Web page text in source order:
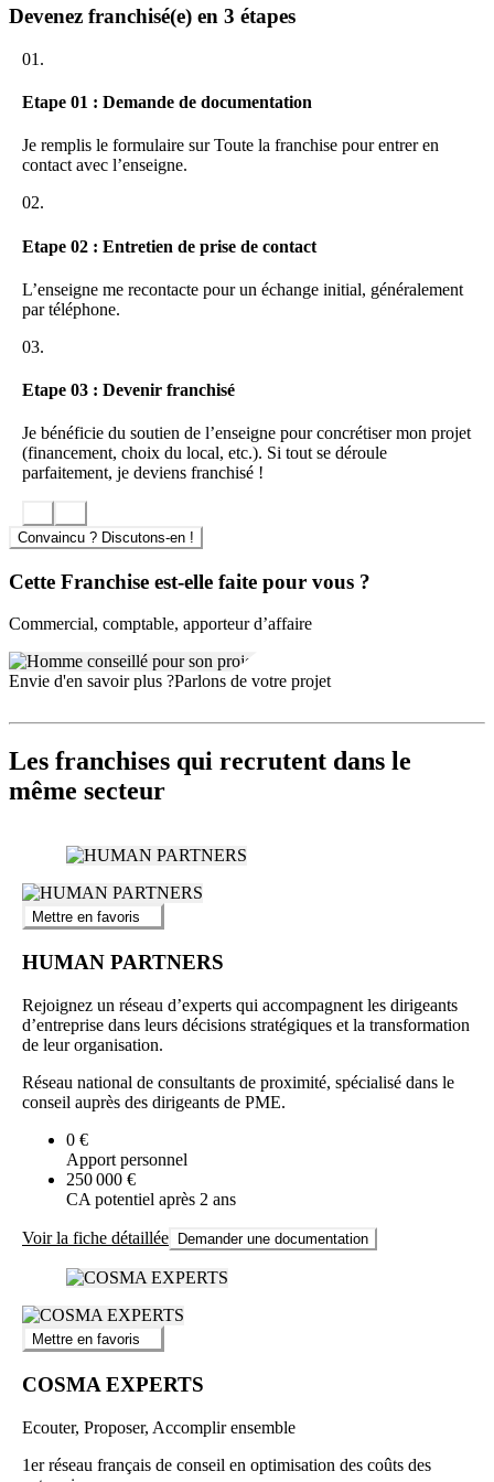
déclarations sociales, gestion des embauches et des sorties de
préparation des courriers et archivage digitalisé.
Les avantages de notre accompagnement
Faire appel à notre cabinet, c’est s’assurer d’un gain de temps
précieux et d’une meilleure organisation. Nos outils et procédures
professionnel. Nos équipes disposent d’une expertise pointue pour
répondre aux besoins spécifiques des entrepreneurs et dirigeants
Pourquoi choisir notre franchise ?
En optant pour notre franchise, vous intégrez un réseau dynamique
priorités. Nous vous accompagnons dès le lancement et tout au long
personnalisé et l’accès à des outils digitaux performants. Notre
engagement : vous aider à réussir dans la gestion administrative et
pré-comptable, au service des entreprises locales.
Devenez franchisé(e) en 3 étapes
01.
Etape 01 : Demande de documentation
Je remplis le formulaire sur Toute la franchise pour entrer en
contact avec l’enseigne.
02.
Etape 02 : Entretien de prise de contact
L’enseigne me recontacte pour un échange initial, généralement
par téléphone.
03.
Etape 03 : Devenir franchisé
Je bénéficie du soutien de l’enseigne pour concrétiser mon projet
(financement, choix du local, etc.). Si tout se déroule
parfaitement, je deviens franchisé !
Convaincu ? Discutons-en !
Cette Franchise est-elle faite pour vous ?
Commercial, comptable, apporteur d’affaire
Envie d'en savoir plus ?Parlons de votre projet
Les franchises qui recrutent dans le
même secteur
Mettre en favoris
HUMAN PARTNERS
Rejoignez un réseau d’experts qui accompagnent les dirigeants
d’entreprise dans leurs décisions stratégiques et la transformation
de leur organisation.
Réseau national de consultants de proximité, spécialisé dans le
conseil auprès des dirigeants de PME.
0 €
Apport personnel
250 000 €
CA potentiel après 2 ans
Voir la fiche détaillée Demander une documentation
Mettre en favoris
COSMA EXPERTS
Ecouter, Proposer, Accomplir ensemble
1er réseau français de conseil en optimisation des coûts des